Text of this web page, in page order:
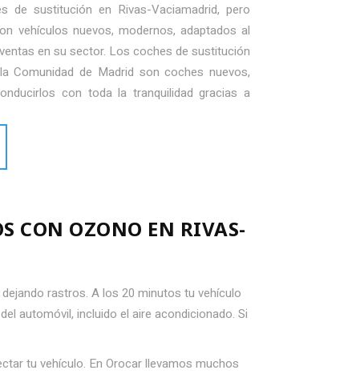
de sustitución en Rivas-Vaciamadrid, pero
vehículos nuevos, modernos, adaptados al
en su sector. Los coches de sustitución
Comunidad de Madrid son coches nuevos,
con toda la tranquilidad gracias a
CON OZONO EN RIVAS-
rastros. A los 20 minutos tu vehículo
automóvil, incluido el aire acondicionado. Si
tu vehículo. En Orocar llevamos muchos